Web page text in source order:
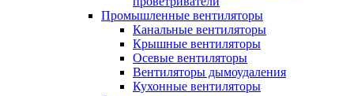
Промышленные вентиляторы
Канальные вентиляторы
Крышные вентиляторы
Осевые вентиляторы
Вентиляторы дымоудаления
Кухонные вентиляторы